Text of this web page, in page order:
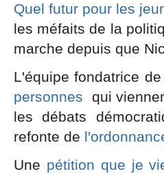
Quel futur pour les
les méfaits de la
marche depuis que
L'équipe fondatrice
personnes
qui
les débats
refonte de
Une pétition que je